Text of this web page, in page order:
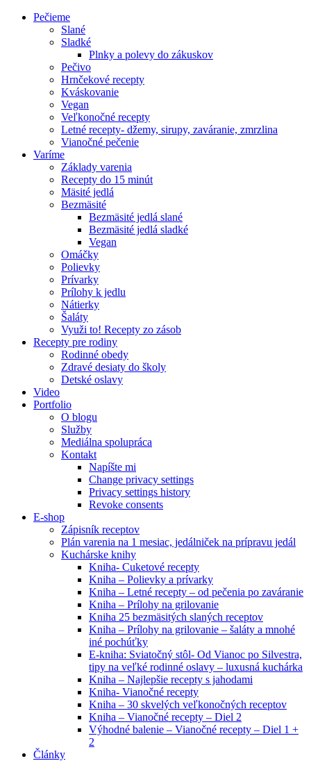
Pečieme
Slané
Sladké
Plnky a polevy do zákuskov
Pečivo
Hrnčekové recepty
Kváskovanie
Vegan
Veľkonočné recepty
Letné recepty- džemy, sirupy, zaváranie, zmrzlina
Vianočné pečenie
Varíme
Základy varenia
Recepty do 15 minút
Mäsité jedlá
Bezmäsité
Bezmäsité jedlá slané
Bezmäsité jedlá sladké
Vegan
Omáčky
Polievky
Prívarky
Prílohy k jedlu
Nátierky
Šaláty
Využi to! Recepty zo zásob
Recepty pre rodiny
Rodinné obedy
Zdravé desiaty do školy
Detské oslavy
Video
Portfolio
O blogu
Služby
Mediálna spolupráca
Kontakt
Napíšte mi
Change privacy settings
Privacy settings history
Revoke consents
E-shop
Zápisník receptov
Plán varenia na 1 mesiac, jedálniček na prípravu jedál
Kuchárske knihy
Kniha- Cuketové recepty
Kniha – Polievky a prívarky
Kniha – Letné recepty – od pečenia po zaváranie
Kniha – Prílohy na grilovanie
Kniha 25 bezmäsitých slaných receptov
Kniha – Prílohy na grilovanie – šaláty a mnohé
iné pochúťky
E-kniha: Sviatočný stôl- Od Vianoc po Silvestra,
tipy na veľké rodinné oslavy – luxusná kuchárka
Kniha – Najlepšie recepty s jahodami
Kniha- Vianočné recepty
Kniha – 30 skvelých veľkonočných receptov
Kniha – Vianočné recepty – Diel 2
Výhodné balenie – Vianočné recepty – Diel 1 +
2
Články